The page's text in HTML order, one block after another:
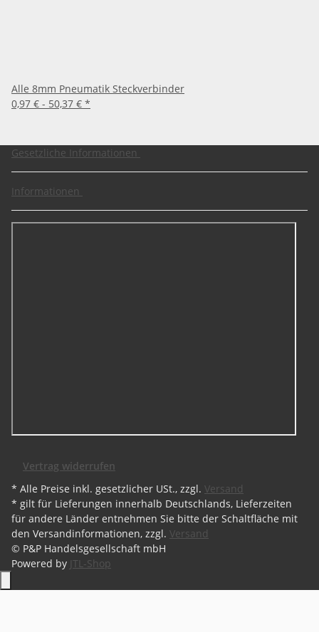
Alle 8mm Pneumatik Steckverbinder
0,97 € - 50,37 € *
Gesetzliche Informationen
Informationen
Vertrag widerrufen
* Alle Preise inkl. gesetzlicher USt., zzgl. Versand
* gilt für Lieferungen innerhalb Deutschlands, Lieferzeiten
für andere Länder entnehmen Sie bitte der Schaltfläche mit
den Versandinformationen, zzgl. Versand
© P&P Handelsgesellschaft mbH
Powered by JTL-Shop